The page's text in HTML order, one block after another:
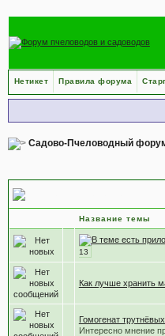
Нетикет Правила форума
Садово-Пчеловодный
Название темы
13
Как лучше хранить
Гомогенат
Интересно мнение